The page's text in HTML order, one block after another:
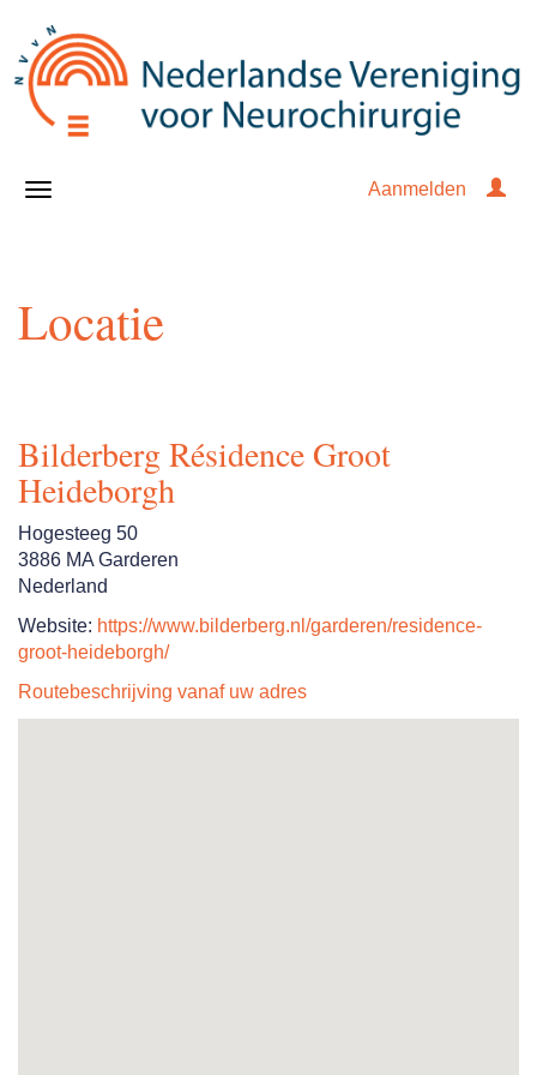
Aanmelden
Locatie
Bilderberg Résidence Groot
Heideborgh
Hogesteeg 50
3886 MA Garderen
Nederland
Website: https://www.bilderberg.nl/garderen/residence-
groot-heideborgh/
Routebeschrijving vanaf uw adres